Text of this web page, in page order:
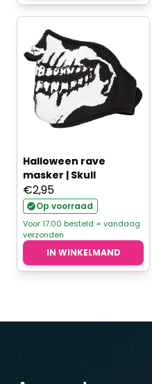
Halloween rave
masker | Skull
€2,95
Op voorraad
Voor 17.00 besteld = vandaag
verzonden
IN WINKELMAND